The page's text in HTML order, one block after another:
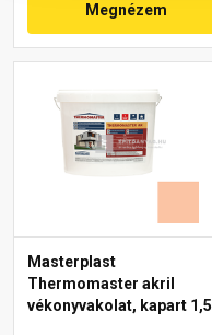
Megnézem
Masterplast
Thermomaster akril
vékonyvakolat, kapart 1,5